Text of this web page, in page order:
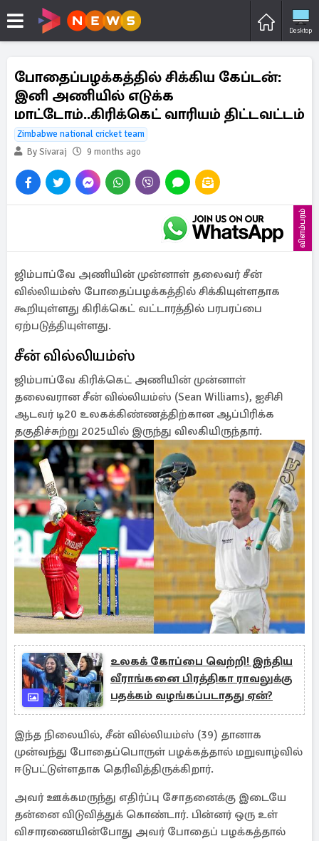
Desktop
போதைப்பழக்கத்தில் சிக்கிய கேப்டன்:
இனி அணியில் எடுக்க
மாட்டோம்..கிரிக்கெட் வாரியம் திட்டவட்டம்
Zimbabwe national cricket team
By Sivaraj
9 months ago
விளம்பரம்
ஜிம்பாப்வே அணியின் முன்னாள் தலைவர் சீன்
வில்லியம்ஸ் போதைப்பழக்கத்தில் சிக்கியுள்ளதாக
கூறியுள்ளது கிரிக்கெட் வட்டாரத்தில் பரபரப்பை
ஏற்படுத்தியுள்ளது.
சீன் வில்லியம்ஸ்
ஜிம்பாப்வே கிரிக்கெட் அணியின் முன்னாள்
தலைவரான சீன் வில்லியம்ஸ் (Sean Williams), ஐசிசி
ஆடவர் டி20 உலகக்கிண்ணத்திற்கான ஆப்பிரிக்க
தகுதிச்சுற்று 2025யில் இருந்து விலகியிருந்தார்.
உலகக் கோப்பை வெற்றி! இந்திய
வீராங்கனை பிரத்திகா ராவலுக்கு
பதக்கம் வழங்கப்படாதது ஏன்?
இந்த நிலையில், சீன் வில்லியம்ஸ் (39) தானாக
முன்வந்து போதைப்பொருள் பழக்கத்தால் மறுவாழ்வில்
ஈடுபட்டுள்ளதாக தெரிவித்திருக்கிறார்.
அவர் ஊக்கமருந்து எதிர்ப்பு சோதனைக்கு இடையே
தன்னை விடுவித்துக் கொண்டார். பின்னர் ஒரு உள்
விசாரணையின்போது அவர் போதைப் பழக்கத்தால்